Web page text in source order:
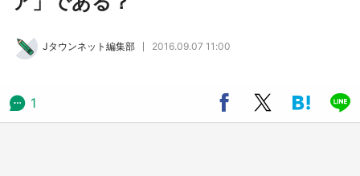
太郎グッズ買える 銀座・博品館TOY PARKへ
ラプラス・ダークネスが栃木県を征服！？ 県
公式プロモ動画で「聖地」が生産されてます
Jタウンネット編集部 2016.09.07 11:00
1